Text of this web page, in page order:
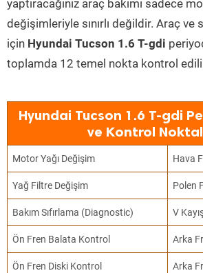
yaptıracağınız araç bakımı sadece
değişimleriyle sınırlı değildir. Araç ve
için Hyundai Tucson 1.6 T-gdi
toplamda 12 temel nokta kontrol
Hyundai Tucson 1.6 T-gdi
ve Kontrol
Motor Yağı Değişim Hava
Yağ Filtre Değişim Polen
Bakım Sıfırlama (Diagnostic) V
Ön Fren Balata Kontrol Arka
Ön Fren Diski Kontrol Arka